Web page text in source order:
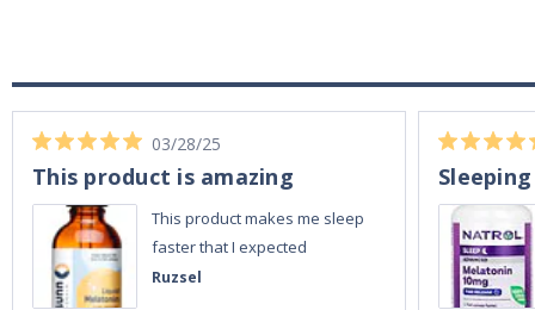
Ruzsel
03/28/25
This product is amazing
This product makes me sleep
faster that I expected